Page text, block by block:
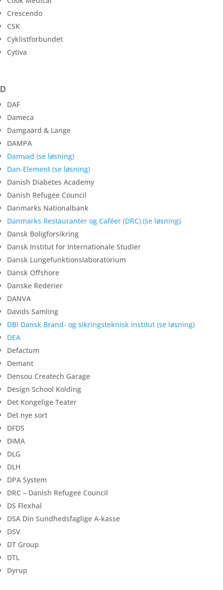
Crescendo
CSK
Cyklistforbundet
Cytiva
D
DAF
Dameca
Damgaard & Lange
DAMPA
Damvad (se løsning)
Dan-Element (se løsning)
Danish Diabetes Academy
Danish Refugee Council
Danmarks Nationalbank
Danmarks Restauranter og Caféer (DRC) (se løsning)
Dansk Boligforsikring
Dansk Institut for Internationale Studier
Dansk Lungefunktionslaboratorium
Dansk Offshore
Danske Rederier
DANVA
Davids Samling
DBI Dansk Brand- og sikringsteknisk Institut (se løsning)
DEA
Defactum
Demant
Densou Createch Garage
Design School Kolding
Det Kongelige Teater
Det nye sort
DFDS
DIMA
DLG
DLH
DPA System
DRC – Danish Refugee Council
DS Flexhal
DSA Din Sundhedsfaglige A-kasse
DSV
DT Group
DTL
Dyrup